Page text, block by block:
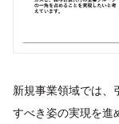
新規事業領域では、
すべき姿の実現を進